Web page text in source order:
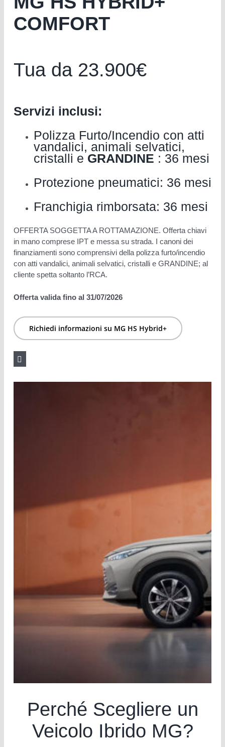
COMFORT
Tua da 23.900€
Servizi inclusi:
Polizza Furto/Incendio con atti
vandalici, animali selvatici,
cristalli e GRANDINE : 36 mesi
Protezione pneumatici: 36 mesi
Franchigia rimborsata: 36 mesi
OFFERTA SOGGETTA A ROTTAMAZIONE. Offerta chiavi
in mano comprese IPT e messa su strada. I canoni dei
finanziamenti sono comprensivi della polizza furto/incendio
con atti vandalici, animali selvatici, cristalli e GRANDINE; al
cliente spetta soltanto l’RCA.
Offerta valida fino al 31/07/2026
Richiedi informazioni su MG HS Hybrid+
Perché Scegliere un
Veicolo Ibrido MG?